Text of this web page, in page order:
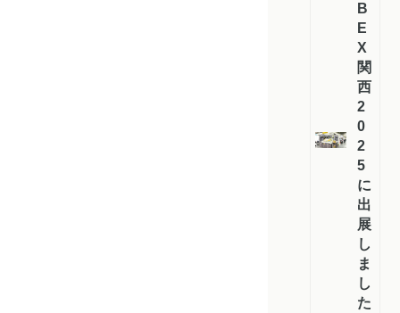
B
E
X
関
西
2
0
2
5
に
出
展
し
ま
し
た